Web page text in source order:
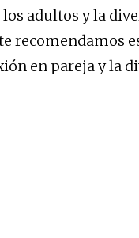
adultos y la
recomendamos
en pareja y la